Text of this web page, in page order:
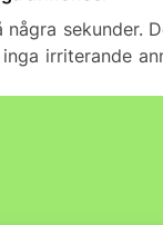
några sekunder.
irriterande